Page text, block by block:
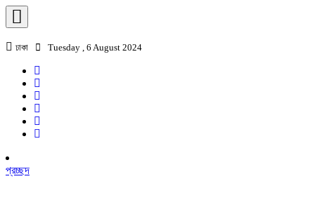
ঢাকা Tuesday , 6 August 2024
প্রচ্ছদ